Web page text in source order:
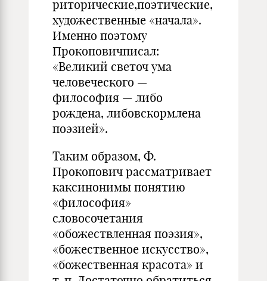
риторические,поэтические,
художественные «начала».
Именно поэтому
Прокоповичписал:
«Великий светоч ума
человече­ского —
философия — либо
рождена, либовскормлена
поэзией».
Таким образом, Ф.
Прокопович рассматривает
каксинонимы понятию
«философия»
словосочетания
«обожествленная поэзия»,
«божественное искусство»,
«божественная красота» и